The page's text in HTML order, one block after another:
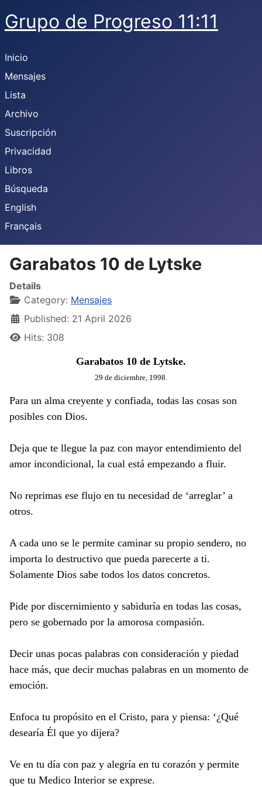
Grupo de Progreso 11:11
Inicio
Mensajes
Lista
Archivo
Suscripción
Privacidad
Libros
Búsqueda
English
Français
Garabatos 10 de Lytske
Details
Category: Mensajes
Published: 21 April 2026
Hits: 308
Garabatos 10 de Lytske.
29 de diciembre, 1998.
Para un alma creyente y confiada, todas las cosas son
posibles con Dios.
Deja que te llegue la paz con mayor entendimiento del
amor incondicional, la cual está empezando a fluir.
No reprimas ese flujo en tu necesidad de ‘arreglar’ a
otros.
A cada uno se le permite caminar su propio sendero, no
importa lo destructivo que pueda parecerte a ti.
Solamente Dios sabe todos los datos concretos.
Pide por discernimiento y sabiduría en todas las cosas,
pero se gobernado por la amorosa compasión.
Decir unas pocas palabras con consideración y piedad
hace más, que decir muchas palabras en un momento de
emoción.
Enfoca tu propósito en el Cristo, para y piensa: ‘¿Qué
desearía Él que yo dijera?
Ve en tu día con paz y alegría en tu corazón y permite
que tu Medico Interior se exprese.